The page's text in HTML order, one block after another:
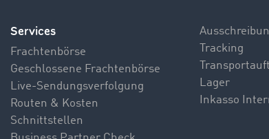
Services
Frachtenbörse
Geschlossene Frachtenbörse
Live-Sendungsverfolgung
Routen & Kosten
Schnittstellen
Tracking
Lager
Inkasso